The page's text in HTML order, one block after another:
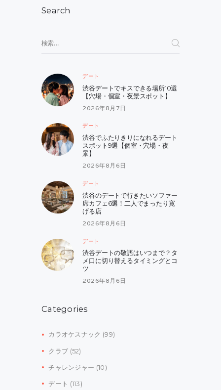
シ
ン
Search
索:
デート
渋谷デートでキスできる場所10選
【穴場・個室・夜景スポット】
2026年8月7日
デート
渋谷でふたりきりになれるデート
スポット9選【個室・穴場・夜
景】
2026年8月6日
デート
渋谷のデートで行きたいソファー
席カフェ6選！二人でまったり寛
げる店
2026年8月6日
デート
渋谷デートの敬語はいつまで？タ
メ口に切り替えるタイミングとコ
ツ
2026年8月6日
Categories
カラオケスナック (99)
クラブ (52)
チャレンジャー (10)
デート (113)